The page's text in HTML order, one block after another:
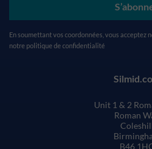
En soumettant vos coordonnées, vous acceptez
notre politique de confidentialité
Unit 1 & 2
Roman
B46